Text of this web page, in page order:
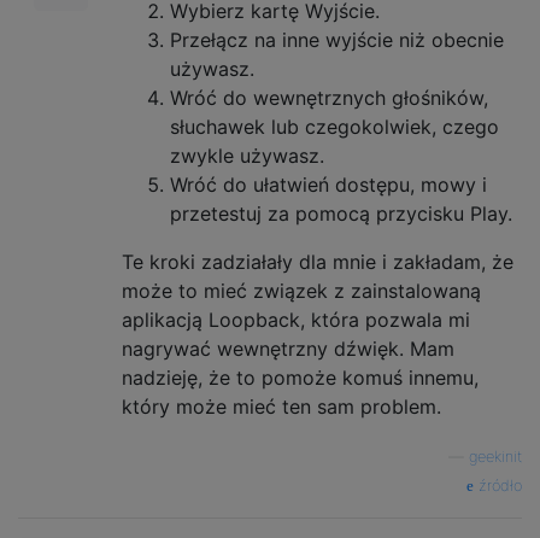
Wybierz kartę Wyjście.
Przełącz na inne wyjście niż obecnie
używasz.
Wróć do wewnętrznych głośników,
słuchawek lub czegokolwiek, czego
zwykle używasz.
Wróć do ułatwień dostępu, mowy i
przetestuj za pomocą przycisku Play.
Te kroki zadziałały dla mnie i zakładam, że
może to mieć związek z zainstalowaną
aplikacją Loopback, która pozwala mi
nagrywać wewnętrzny dźwięk. Mam
nadzieję, że to pomoże komuś innemu,
który może mieć ten sam problem.
geekinit
źródło